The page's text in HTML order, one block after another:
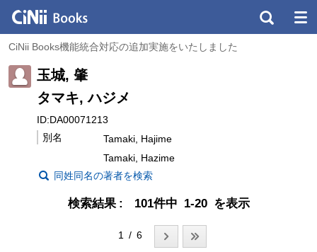
CiNii Books機能統合対応の追加実施をいたしました
玉城, 肇
タマキ, ハジメ
ID:DA00071213
別名
Tamaki, Hajime
Tamaki, Hazime
同姓同名の著者を検索
検索結果 101件中 1-20 を表示
1 / 6